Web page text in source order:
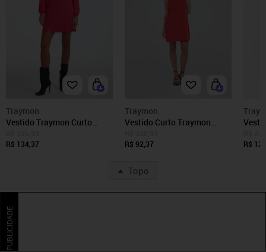
Traymon
Vestido Traymon Curto
R$ 134,37
Traymon
Vestido Curto Traymon
R$ 92,37
R$
Topo
PUBLICIDADE